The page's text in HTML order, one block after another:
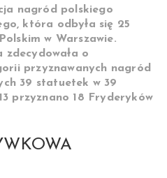
nagród polskiego
która odbyła się 25
w Warszawie.
o
przyznawanych nagród
39 statuetek w 39
przyznano 18 Fryderyków